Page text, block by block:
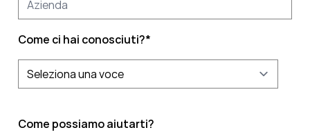
Come ci hai conosciuti?*
Come possiamo aiutarti?